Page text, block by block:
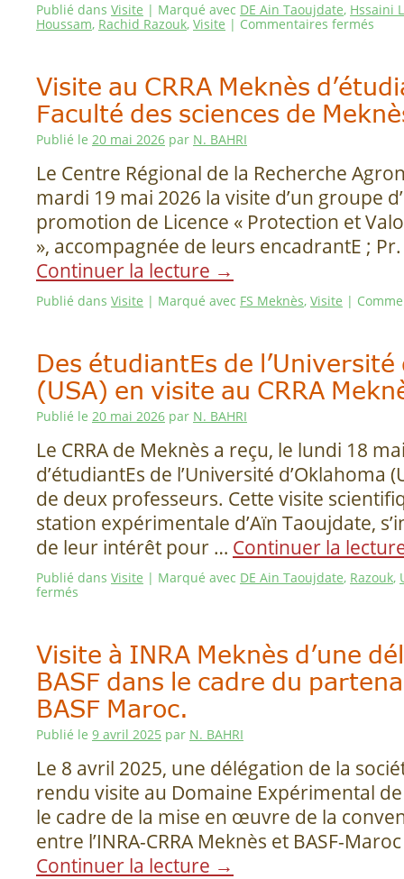
Publié dans Visite | Marqué avec DE Ain Taoujdate, Hssaini
Houssam, Rachid Razouk, Visite | Commentaires fermés
Visite au CRRA Meknès
Faculté des sciences de
Publié le 20 mai 2026 par N. BAHRI
Le Centre Régional de la Recherche
mardi 19 mai 2026 la visite d’un groupe
promotion de Licence « Protection et
», accompagnée de leurs encadrantE ;
Continuer la lecture →
Publié dans Visite | Marqué avec FS Meknès, Visite |
Des étudiantEs de l’Université
(USA) en visite au CRRA
Publié le 20 mai 2026 par N. BAHRI
Le CRRA de Meknès a reçu, le lundi 18
d’étudiantEs de l’Université d’Oklahoma
de deux professeurs. Cette visite
station expérimentale d’Aïn Taoujdate,
de leur intérêt pour … Continuer la
Publié dans Visite | Marqué avec DE Ain Taoujdate, Razouk,
fermés
Visite à INRA Meknès d’une
BASF dans le cadre du
BASF Maroc.
Publié le 9 avril 2025 par N. BAHRI
Le 8 avril 2025, une délégation de la
rendu visite au Domaine Expérimental
le cadre de la mise en œuvre de la
entre l’INRA-CRRA Meknès et BASF-
Continuer la lecture →